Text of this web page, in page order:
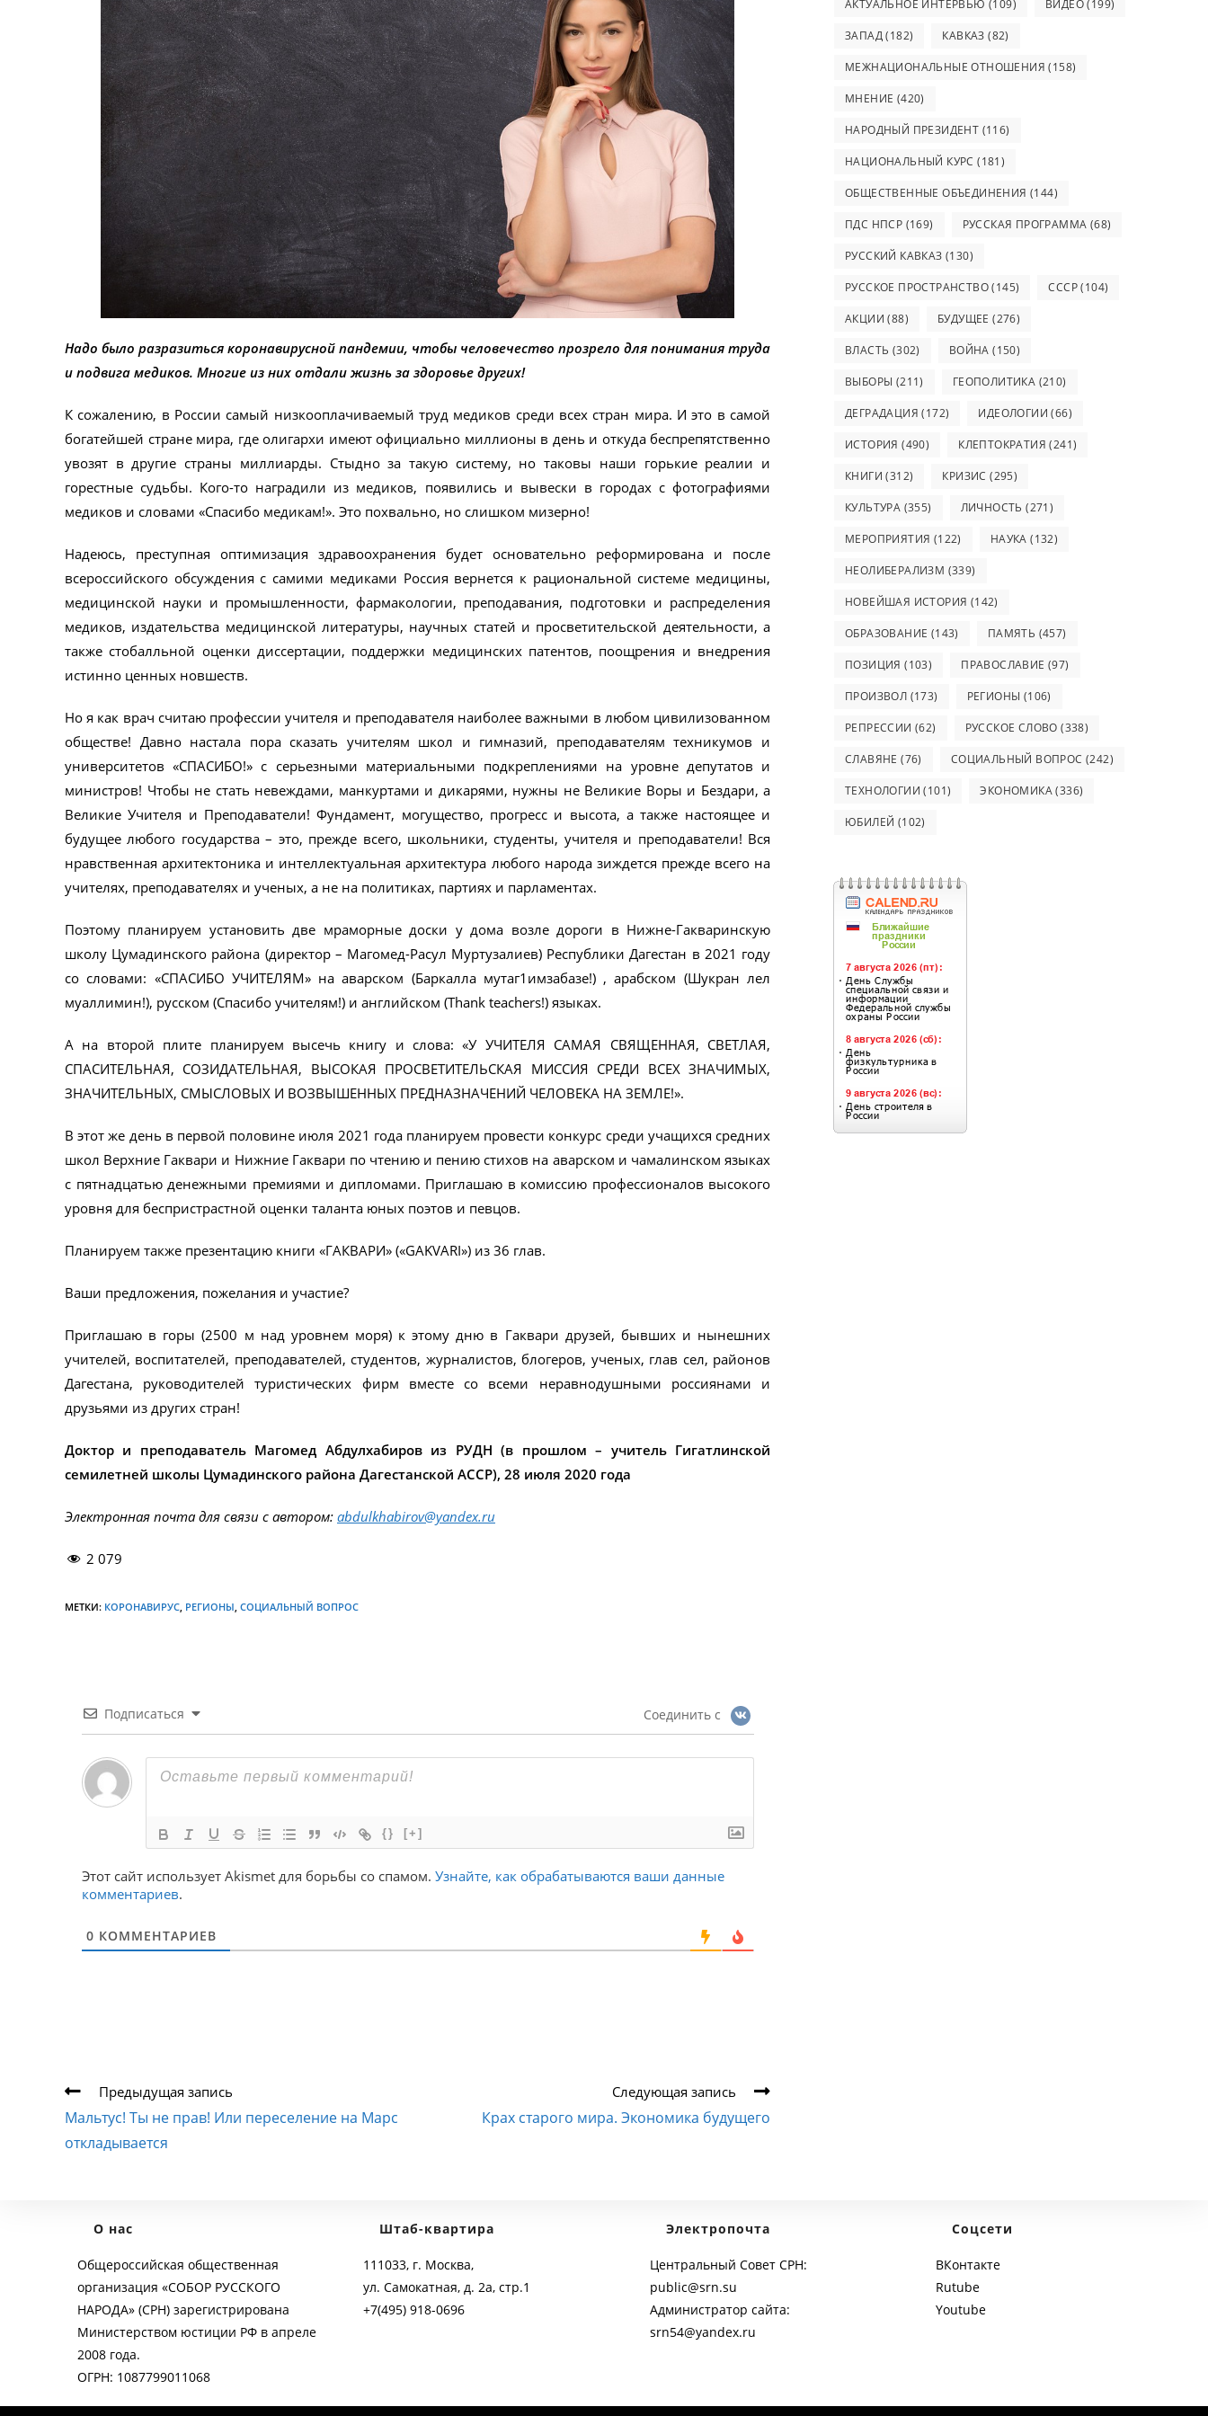
Надо было разразиться коронавирусной пандемии, чтобы человечество прозрело для понимания труда
и подвига медиков. Многие из них отдали жизнь за здоровье других!
К сожалению, в России самый низкооплачиваемый труд медиков среди всех стран мира. И это в самой
богатейшей стране мира, где олигархи имеют официально миллионы в день и откуда беспрепятственно
увозят в другие страны миллиарды. Стыдно за такую систему, но таковы наши горькие реалии и
горестные судьбы. Кого-то наградили из медиков, появились и вывески в городах с фотографиями
медиков и словами «Спасибо медикам!». Это похвально, но слишком мизерно!
Надеюсь, преступная оптимизация здравоохранения будет основательно реформирована и после
всероссийского обсуждения с самими медиками Россия вернется к рациональной системе медицины,
медицинской науки и промышленности, фармакологии, преподавания, подготовки и распределения
медиков, издательства медицинской литературы, научных статей и просветительской деятельности, а
также стобалльной оценки диссертации, поддержки медицинских патентов, поощрения и внедрения
истинно ценных новшеств.
Но я как врач считаю профессии учителя и преподавателя наиболее важными в любом цивилизованном
обществе! Давно настала пора сказать учителям школ и гимназий, преподавателям техникумов и
университетов «СПАСИБО!» с серьезными материальными подкреплениями на уровне депутатов и
министров! Чтобы не стать невеждами, манкуртами и дикарями, нужны не Великие Воры и Бездари, а
Великие Учителя и Преподаватели! Фундамент, могущество, прогресс и высота, а также настоящее и
будущее любого государства – это, прежде всего, школьники, студенты, учителя и преподаватели! Вся
нравственная архитектоника и интеллектуальная архитектура любого народа зиждется прежде всего на
учителях, преподавателях и ученых, а не на политиках, партиях и парламентах.
Поэтому планируем установить две мраморные доски у дома возле дороги в Нижне-Гакваринскую
школу Цумадинского района (директор – Магомед-Расул Муртузалиев) Республики Дагестан в 2021 году
со словами: «СПАСИБО УЧИТЕЛЯМ» на аварском (Баркалла мутаг1имзабазе!) , арабском (Шукран лел
муаллимин!), русском (Спасибо учителям!) и английском (Thank teachers!) языках.
А на второй плите планируем высечь книгу и слова: «У УЧИТЕЛЯ САМАЯ СВЯЩЕННАЯ, СВЕТЛАЯ,
СПАСИТЕЛЬНАЯ, СОЗИДАТЕЛЬНАЯ, ВЫСОКАЯ ПРОСВЕТИТЕЛЬСКАЯ МИССИЯ СРЕДИ ВСЕХ ЗНАЧИМЫХ,
ЗНАЧИТЕЛЬНЫХ, СМЫСЛОВЫХ И ВОЗВЫШЕННЫХ ПРЕДНАЗНАЧЕНИЙ ЧЕЛОВЕКА НА ЗЕМЛЕ!».
В этот же день в первой половине июля 2021 года планируем провести конкурс среди учащихся средних
школ Верхние Гаквари и Нижние Гаквари по чтению и пению стихов на аварском и чамалинском языках
с пятнадцатью денежными премиями и дипломами. Приглашаю в комиссию профессионалов высокого
уровня для беспристрастной оценки таланта юных поэтов и певцов.
Планируем также презентацию книги «ГАКВАРИ» («GAKVARI») из 36 глав.
Ваши предложения, пожелания и участие?
Приглашаю в горы (2500 м над уровнем моря) к этому дню в Гаквари друзей, бывших и нынешних
учителей, воспитателей, преподавателей, студентов, журналистов, блогеров, ученых, глав сел, районов
Дагестана, руководителей туристических фирм вместе со всеми неравнодушными россиянами и
друзьями из других стран!
Доктор и преподаватель Магомед Абдулхабиров из РУДН (в прошлом – учитель Гигатлинской
семилетней школы Цумадинского района Дагестанской АССР), 28 июля 2020 года
Электронная почта для связи с автором: abdulkhabirov@yandex.ru
2 079
МЕТКИ: КОРОНАВИРУС, РЕГИОНЫ, СОЦИАЛЬНЫЙ ВОПРОС
Подписаться Соединить с
{} [+]
Этот сайт использует Akismet для борьбы со спамом. Узнайте, как обрабатываются ваши данные
комментариев.
0 КОММЕНТАРИЕВ
Еще
статьи
Предыдущая запись
Мальтус! Ты не прав! Или переселение на Марс
откладывается
Следующая запись
Крах старого мира. Экономика будущего
АКТУАЛЬНОЕ ИНТЕРВЬЮ (109) ВИДЕО(199)
ЗАПАД(182) КАВКАЗ (82)
МЕЖНАЦИОНАЛЬНЫЕ ОТНОШЕНИЯ (158)
МНЕНИЕ (420)
НАРОДНЫЙ ПРЕЗИДЕНТ (116)
НАЦИОНАЛЬНЫЙ КУРС (181)
ОБЩЕСТВЕННЫЕ ОБЪЕДИНЕНИЯ (144)
ПДС НПСР (169) РУССКАЯ ПРОГРАММА (68)
РУССКИЙ КАВКАЗ (130)
РУССКОЕ ПРОСТРАНСТВО(145) СССР(104)
АКЦИИ (88) БУДУЩЕЕ (276)
ВЛАСТЬ (302) ВОЙНА (150)
ВЫБОРЫ (211) ГЕОПОЛИТИКА (210)
ДЕГРАДАЦИЯ (172) ИДЕОЛОГИИ (66)
ИСТОРИЯ (490) КЛЕПТОКРАТИЯ (241)
КНИГИ (312) КРИЗИС (295)
КУЛЬТУРА (355) ЛИЧНОСТЬ (271)
МЕРОПРИЯТИЯ (122) НАУКА (132)
НЕОЛИБЕРАЛИЗМ (339)
НОВЕЙШАЯ ИСТОРИЯ (142)
ОБРАЗОВАНИЕ (143) ПАМЯТЬ (457)
ПОЗИЦИЯ (103) ПРАВОСЛАВИЕ (97)
ПРОИЗВОЛ (173) РЕГИОНЫ (106)
РЕПРЕССИИ (62) РУССКОЕ СЛОВО (338)
СЛАВЯНЕ (76) СОЦИАЛЬНЫЙ ВОПРОС (242)
ТЕХНОЛОГИИ (101) ЭКОНОМИКА(336)
ЮБИЛЕЙ (102)
О нас
Общероссийская общественная
организация «СОБОР РУССКОГО
НАРОДА» (СРН) зарегистрирована
Министерством юстиции РФ в апреле
2008 года.
ОГРН: 1087799011068
Штаб-квартира
111033, г. Москва,
ул. Самокатная, д. 2а, стр.1
+7(495) 918-0696
Электропочта
Центральный Совет СРН:
public@srn.su
Администратор сайта:
srn54@yandex.ru
Соцсети
ВКонтакте
Rutube
Youtube